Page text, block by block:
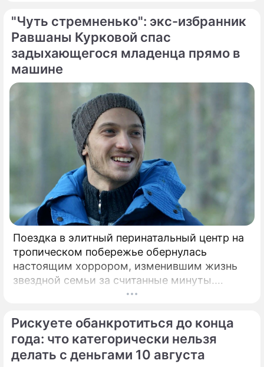
взглянуть на привычные вещи и вспомнить о
своих истоках.
"Чуть стремненько": экс-избранник
Равшаны Курковой спас
задыхающегося младенца прямо в
машине
Поездка в элитный перинатальный центр на
тропическом побережье обернулась
настоящим хоррором, изменившим жизнь
звездной семьи за считанные минуты.
Роскошная жизнь в Центральной Америке и
Панамский залив едва не закончились
трагедией для экс-возлюбленного актрисы
Равшаны Курковой.
Рискуете обанкротиться до конца
года: что категорически нельзя
делать с деньгами 10 августа